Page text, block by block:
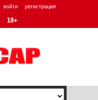
войти регистрация
18+